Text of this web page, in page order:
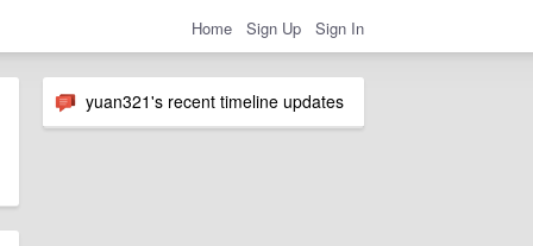
Home Sign Up Sign In
yuan321's recent timeline updates